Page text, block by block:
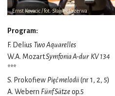
Ernst Kovacic / fot. Sławek Przerwa
Program:
F. Delius Two Aquarelles
W.A. MozartSymfonia A-dur KV 134
***
S. Prokofiew Pięć melodii(nr 1, 2, 5)
A. Webern Fünf Sätzeop.5